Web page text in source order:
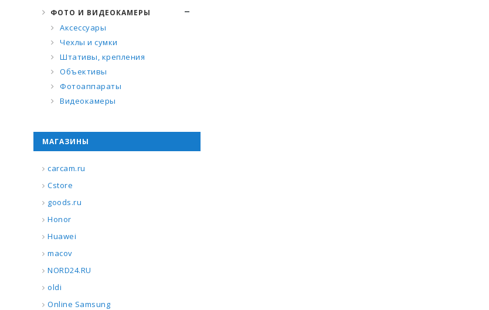
ФОТО И ВИДЕОКАМЕРЫ
Аксессуары
Чехлы и сумки
Штативы, крепления
Объективы
Фотоаппараты
Видеокамеры
МАГАЗИНЫ
carcam.ru
Cstore
goods.ru
Honor
Huawei
macov
NORD24.RU
oldi
Online Samsung